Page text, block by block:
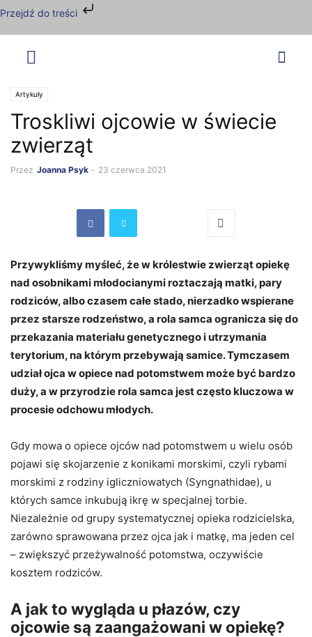
Przejdź do treści
Artykuły
Troskliwi ojcowie w świecie
zwierząt
Przez Joanna Psyk - 23 czerwca 2021
Przywykliśmy myśleć, że w królestwie zwierząt opiekę
nad osobnikami młodocianymi roztaczają matki, pary
rodziców, albo czasem całe stado, nierzadko wspierane
przez starsze rodzeństwo, a rola samca ogranicza się do
przekazania materiału genetycznego i utrzymania
terytorium, na którym przebywają samice. Tymczasem
udział ojca w opiece nad potomstwem może być bardzo
duży, a w przyrodzie rola samca jest często kluczowa w
procesie odchowu młodych.
Gdy mowa o opiece ojców nad potomstwem u wielu osób
pojawi się skojarzenie z konikami morskimi, czyli rybami
morskimi z rodziny igliczniowatych (Syngnathidae), u
których samce inkubują ikrę w specjalnej torbie.
Niezależnie od grupy systematycznej opieka rodzicielska,
zarówno sprawowana przez ojca jak i matkę, ma jeden cel
– zwiększyć przeżywalność potomstwa, oczywiście
kosztem rodziców.
A jak to wygląda u płazów, czy
ojcowie są zaangażowani w opiekę?